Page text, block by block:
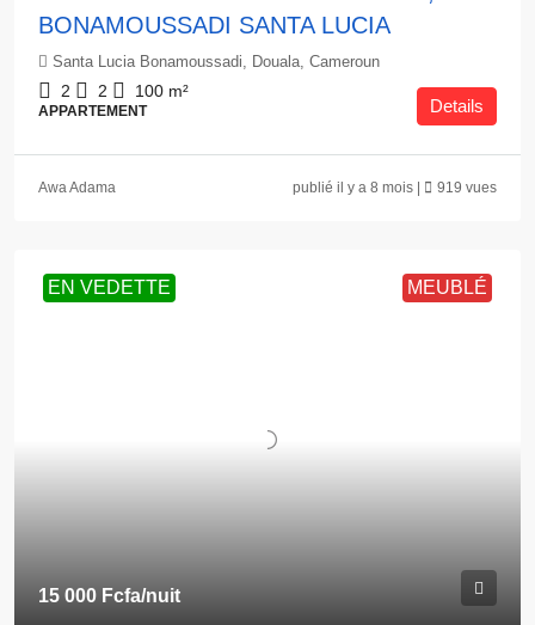
BONAMOUSSADI SANTA LUCIA
Santa Lucia Bonamoussadi, Douala, Cameroun
2 2 100 m²
APPARTEMENT Details
Awa Adama publié il y a 8 mois | 919 vues
EN VEDETTE MEUBLÉ
15 000 Fcfa/nuit